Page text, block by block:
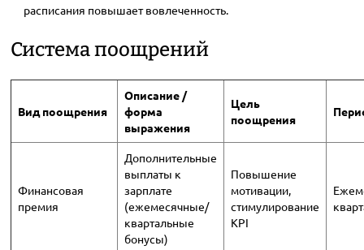
расписания повышает вовлеченность.
Система поощрений
Вид поощрения
Описание /
форма
выражения
Цель
поощрения
Финансовая
премия
Дополнительные
выплаты к
зарплате
(ежемесячные/
квартальные
бонусы)
Повышение
мотивации,
стимулирование
KPI